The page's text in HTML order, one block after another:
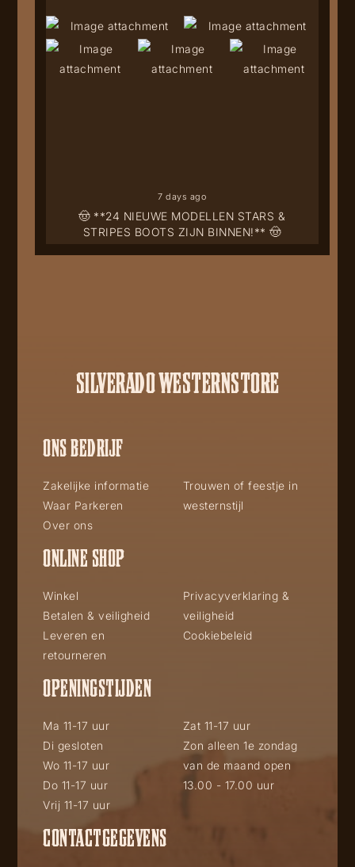
🤠 **24 NIEUWE MODELLEN STARS &
STRIPES BOOTS ZIJN BINNEN!** 🤠
7 days ago
SILVERADO WESTERNSTORE
ONS BEDRIJF
Zakelijke informatie
Waar Parkeren
Over ons
Trouwen of feestje in
westernstijl
ONLINE SHOP
Winkel
Betalen & veiligheid
Leveren en
retourneren
Privacyverklaring &
veiligheid
Cookiebeleid
OPENINGSTIJDEN
Ma 11-17 uur
Di gesloten
Wo 11-17 uur
Do 11-17 uur
Vrij 11-17 uur
Zat 11-17 uur
Zon alleen 1e zondag
van de maand open
13.00 - 17.00 uur
CONTACTGEGEVENS